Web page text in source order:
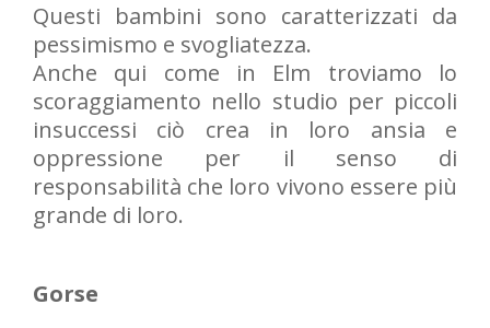
Questi bambini sono caratterizzati da
pessimismo e svogliatezza.
Anche qui come in Elm troviamo lo
scoraggiamento nello studio per piccoli
insuccessi ciò crea in loro ansia e
oppressione per il senso di
responsabilità che loro vivono essere più
grande di loro.
Gorse